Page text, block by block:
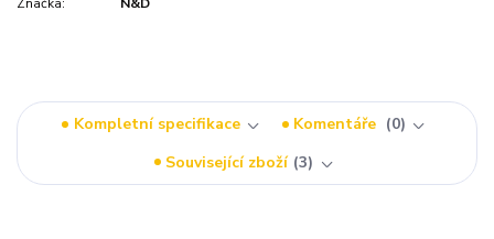
Značka:
N&D
Kompletní specifikace Komentáře
0
Související zboží 3